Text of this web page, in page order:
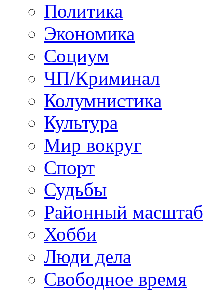
Политика
Экономика
Социум
ЧП/Криминал
Колумнистика
Культура
Мир вокруг
Спорт
Судьбы
Районный масштаб
Хобби
Люди дела
Свободное время